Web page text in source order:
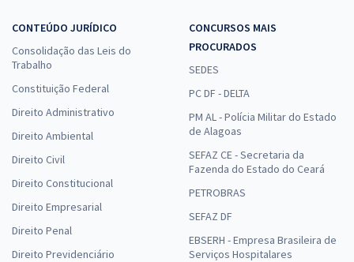
CONTEÚDO JURÍDICO
Consolidação das Leis do
Trabalho
Constituição Federal
Direito Administrativo
Direito Ambiental
Direito Civil
Direito Constitucional
Direito Empresarial
Direito Penal
Direito Previdenciário
CONCURSOS MAIS
PROCURADOS
SEDES
PC DF - DELTA
PM AL - Polícia Militar do Estado
de Alagoas
SEFAZ CE - Secretaria da
Fazenda do Estado do Ceará
PETROBRAS
SEFAZ DF
EBSERH - Empresa Brasileira de
Serviços Hospitalares